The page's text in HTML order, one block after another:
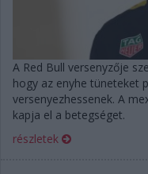
A Red Bull versenyzője
hogy az enyhe tüneteket
versenyezhessenek. A
kapja el a betegséget.
részletek